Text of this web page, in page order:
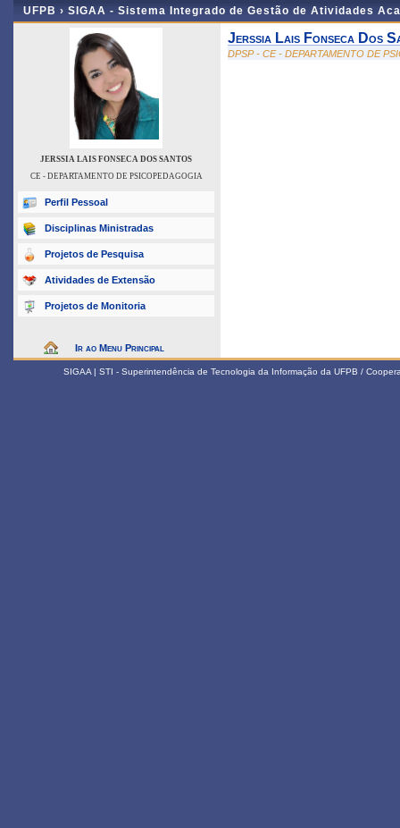
UFPB › SIGAA - Sistema Integrado de Gestão de Atividades
JERSSIA LAIS FONSECA DOS SANTOS
CE - DEPARTAMENTO DE PSICOPEDAGOGIA
Perfil Pessoal
Disciplinas Ministradas
Projetos de Pesquisa
Atividades de Extensão
Projetos de Monitoria
Ir ao Menu Principal
Jerssia Lais Fonseca Dos
DPSP - CE - DEPARTAMENTO DE
SIGAA | STI - Superintendência de Tecnologia da Informação da UFPB /